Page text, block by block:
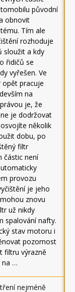
původní
obnovit
Tím ale
rozhoduje
sloužit a kdy
řidičů se
vyřešen. Ve
opět pracuje
na
je, že
je dodržovat
několik
dobu, po
filtr
částic není
provozu
je jeho
znovu
už nikdy
spalování nafty.
stav motoru i
pozornost
filtru výrazně
na …
nejméně